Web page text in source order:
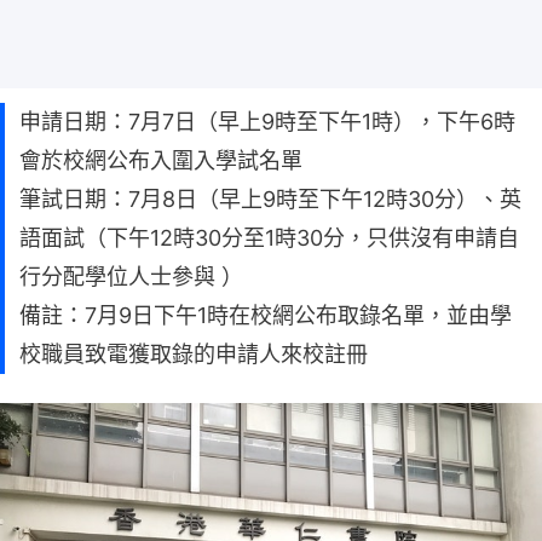
申請日期：7月7日（早上9時至下午1時），下午6時
會於校網公布入圍入學試名單
筆試日期：7月8日（早上9時至下午12時30分）、英
語面試（下午12時30分至1時30分，只供沒有申請自
行分配學位人士參與 ）
備註：7月9日下午1時在校網公布取錄名單，並由學
校職員致電獲取錄的申請人來校註冊